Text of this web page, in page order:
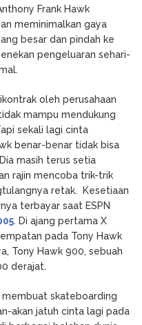
Frank Hawk
meminimalkan gaya
besar dan pindah ke
pengeluaran sehari-
oleh perusahaan
mampu mendukung
sekali lagi cinta
benar-benar tidak bisa
masih terus setia
rajin mencoba trik-trik
retak. Kesetiaan
terbayar saat ESPN
. Di ajang pertama X
pada Tony Hawk
Tony Hawk 900, sebuah
derajat.
membuat skateboarding
akan jatuh cinta lagi pada